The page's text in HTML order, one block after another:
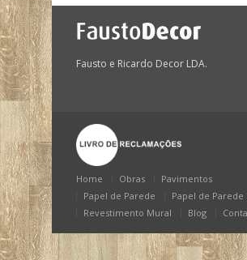
Fausto e Ricardo Decor LDA.
Home Obras
Pavimentos
Papel de Parede
Papel de Parede
Revestimento Mural
Blog